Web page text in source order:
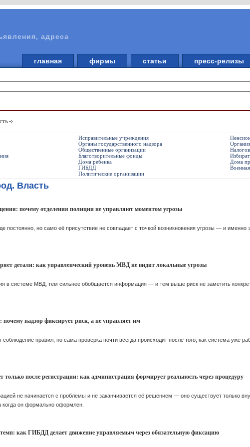
адреса
главная фирмы статьи пресс-релизы
Исправительные учреждения
Органы государственного надзора
Общественные организации
Благотворительные фонды
Дома ребенка
Дома
ГИБДД
Политические организации
Власть
почему отделения полиции не управляют моментом угрозы
постоянно, но само её присутствие не совпадает с точкой возникновения угрозы — и
детали: как управленческий уровень МВД не видит локальные угрозы
в системе МВД, тем сильнее обобщается информация — и тем выше риск не заметить
надзор фиксирует риск, а не управляет им
правил, но сама проверка почти всегда происходит после того, как система уже
только после регистрации: как администрация формирует реальность через процедуру
не начинается с проблемы и не заканчивается её решением — оно существует только
когда он формально оформлен.
как ГИБДД делает движение управляемым через обязательную фиксацию